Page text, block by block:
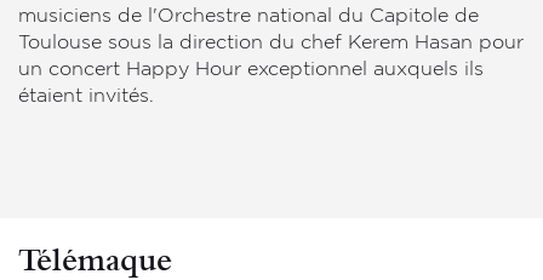
musiciens de l'Orchestre national du Capitole de
Toulouse sous la direction du chef Kerem Hasan pour
un concert Happy Hour exceptionnel auxquels ils
étaient invités.
Télémaque